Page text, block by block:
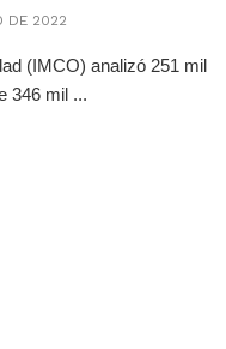
DE 2022
(IMCO) analizó 251 mil
346 mil ...